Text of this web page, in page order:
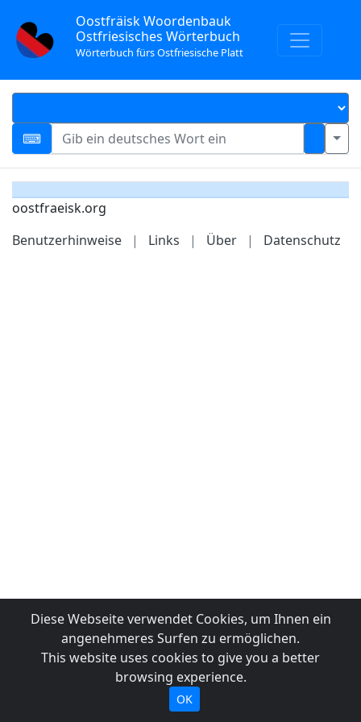
Oostfräisk Woordenbauk
Ostfriesisches Wörterbuch
Wörterbuch fürs Ostfriesische Platt
oostfraeisk.org
Benutzerhinweise
| Links | Über | Datenschutz
Diese Webseite verwendet Cookies, um Ihnen ein
angenehmeres Surfen zu ermöglichen.
This website uses cookies to give you a better
browsing experience.
OK